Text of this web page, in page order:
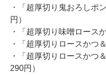
・「超厚切り鬼おろしポ
円）
・「超厚切り味噌ロース
・「超厚切りロースかつ
・「超厚切りロースかつ
290円）